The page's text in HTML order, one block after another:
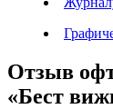
Отзыв
«Бест